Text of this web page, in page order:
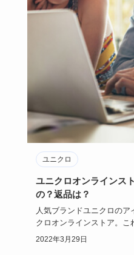
ユニクロ
ユニクロオンラインス
の？返品は？
人気ブランドユニクロの
クロオンラインストア。こ
かかるのか、返…
2022年3月29日